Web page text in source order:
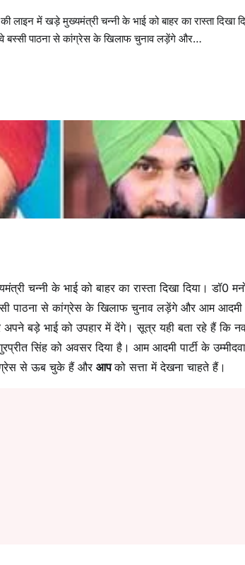
में खड़े मुख्यमंत्री चन्नी के भाई को बाहर का रास्ता दिखा
बस्सी पाठना से कांग्रेस के खिलाफ चुनाव लड़ेंगे और…
चन्नी के भाई को बाहर का रास्ता दिखा दिया। डॉ0
पाठना से कांग्रेस के खिलाफ चुनाव लड़ेंगे और आम आदमी
बड़े भाई को उपहार में देंगे। सूत्र यही बता रहे हैं कि
सिंह को अवसर दिया है। आम आदमी पार्टी के
से ऊब चुके हैं और आपको सत्ता में देखना चाहते हैं।